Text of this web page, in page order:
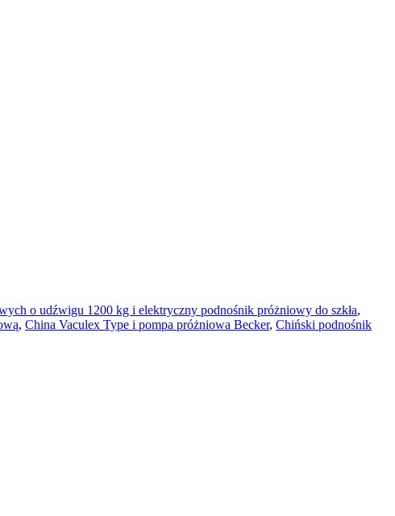
o udźwigu 1200 kg i elektryczny podnośnik próżniowy do szkła,
, China Vaculex Type i pompa próżniowa Becker, Chiński podnośnik